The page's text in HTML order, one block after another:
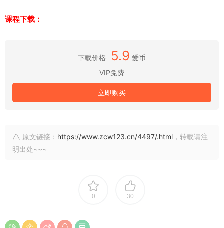
课程下载：
下载价格 5.9 爱币
VIP免费
立即购买
原文链接： https://www.zcw123.cn/4497/.html ，转载请注
明出处~~~
0 30